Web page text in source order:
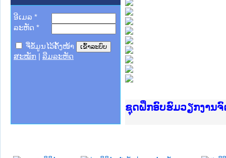
ອີເມລ *
ລະຫັດ *
ຈື່ຂໍ້ມູນໄວ້ຄັ້ງໜ້າ
ສະໝັກ
ລືມລະຫັດ
Ministry of Justice
ເຜີຍແຜ່ວັບໄຊຈົດໝາຍ
ກະຊວງຍຸຕິທຳ
ຊຸດຝຶກອົບຮົມວຽກງານ
ກອງປະຊຸມທົບທວນຄືນ
ຝຶກອົບຮົມ ຜູ່ປະສານງາ
ຝຶກອົບຮົມ ຜູ່ປະສານງາ
ເຜີຍແຜ່ແອັບກົດໝາຍລ
ເຜີຍແຜ່ແອັບກົດໝາຍລ
ຍົກລະດັບວຽກງານຈົດ
ຊຸດຝຶກອົບຮົມວຽກງານ